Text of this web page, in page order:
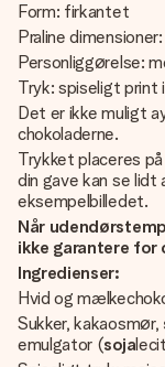
Form: firkantet
Praline
Personliggørelse:
Tryk: spiseligt print
Det er ikke muligt
chokoladerne.
Trykket placeres
din gave kan se lidt
eksempelbilledet.
Når
ikke garantere for
Ingredienser:
Hvid og
Sukker, kakaosmør,
emulgator (soja